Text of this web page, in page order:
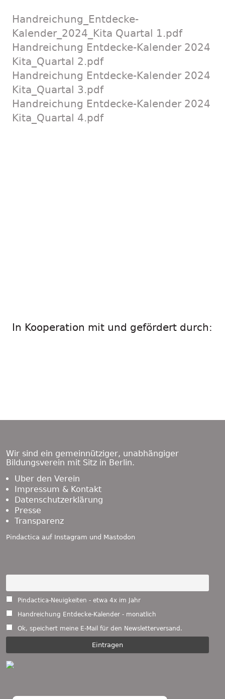
Handreichung_Entdecke-
Kalender_2024_Kita Quartal 1.pdf
Handreichung Entdecke-Kalender 2024
Kita_Quartal 2.pdf
Handreichung Entdecke-Kalender 2024
Kita_Quartal 3.pdf
Handreichung Entdecke-Kalender 2024
Kita_Quartal 4.pdf
In Kooperation mit und gefördert durch:
Wir sind ein gemeinnütziger, unabhängiger
Bildungsverein mit Sitz in Berlin.
Über den Verein
Impressum & Kontakt
Datenschutzerklärung
Presse
Transparenz
Pindactica auf Instagram und Mastodon
Pindactica-Neuigkeiten - etwa 4x im Jahr
Handreichung Entdecke-Kalender - monatlich
Ok, speichert meine E-Mail für den Newsletterversand.